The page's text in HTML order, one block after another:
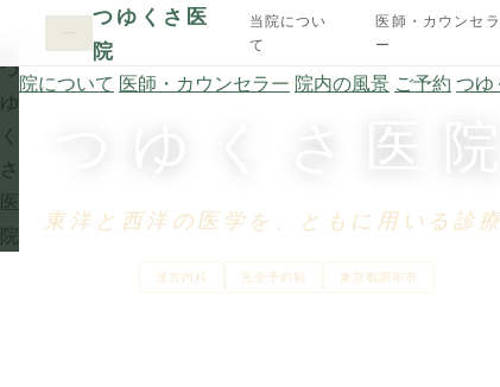
つゆくさ医
院
当院につい
て
医師・カウンセラ
ー
当院について 医師・カウンセラー院内の風景 ご予約 つゆ
INTEGRATIVE MEDICINE · CHŌFU ·
つゆくさ医院
東洋と西洋の医学を、ともに用いる診
漢方内科 完全予約制 東京都調布市